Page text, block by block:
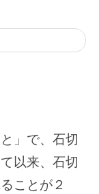
」で、石切
以来、石切
ことが２